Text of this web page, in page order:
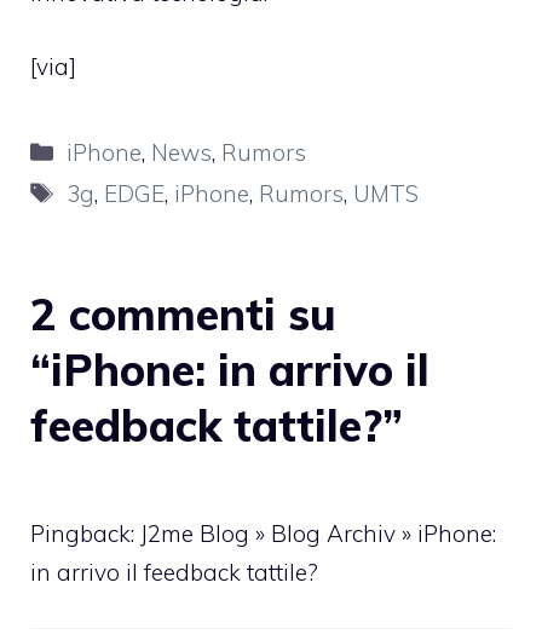
[via]
Categorie
iPhone, News, Rumors
Tag
3g, EDGE, iPhone, Rumors, UMTS
2 commenti su
“iPhone: in arrivo il
feedback tattile?”
Pingback: J2me Blog » Blog Archiv » iPhone:
in arrivo il feedback tattile?